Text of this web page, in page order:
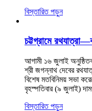
বিস্তারিত পড়ুন
চট্টগ্রামে
আগামী ১৬ জুলাই
শ্রী জগন্নাথ দেবের
বিশেষ মতবিনিময় সভা
বৃহস্পতিবার (৯ জুলাই)
বিস্তারিত পড়ুন